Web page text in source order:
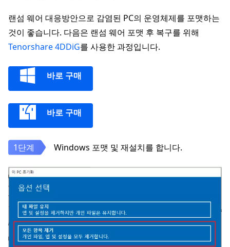
랜섬 웨어 대응방안으로 감염된 PC의 운영체제를 포맷하는
것이 좋습니다. 다음은 랜섬 웨어 포맷 후 복구를 위해
Tenorshare 4DDiG를 사용한 과정입니다.
바로 구매
바로 구매
Windows 포맷 및 재설치를 합니다.